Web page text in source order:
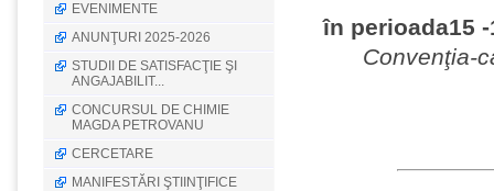
EVENIMENTE
ANUNŢURI 2025-2026
STUDII DE SATISFACŢIE ŞI
ANGAJABILIT...
CONCURSUL DE CHIMIE
MAGDA PETROVANU
CERCETARE
MANIFESTĂRI ŞTIINŢIFICE
în perioada15
Convenţia-